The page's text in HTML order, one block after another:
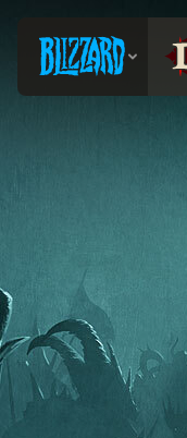
Pusilanimous 70